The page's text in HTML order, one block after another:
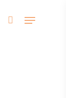
account
Menu